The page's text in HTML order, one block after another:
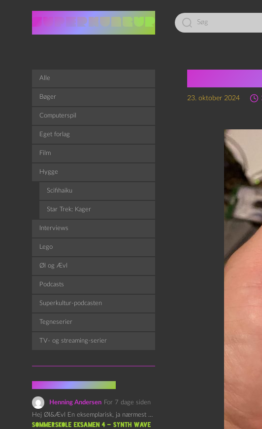
Led
efter:
23. oktober 2024
Alle
Bøger
Computerspil
Eget forlag
Film
Hygge
Scifihaiku
Star Trek: Kager
Interviews
Lego
Øl og Ævl
Podcasts
Superkultur-podcasten
Tegneserier
TV- og streaming-serier
Henning Andersen For 7 dage siden
Hej Øl&Ævl En eksemplarisk, ja nærmest yndefuld, afslutning på SOMMERSKOLEN.…
Sommerskole Eksamen 4 – Synth Wave